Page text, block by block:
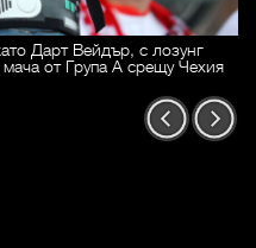
Дарт Вейдър, с лозунг
от Група А срещу Чехия